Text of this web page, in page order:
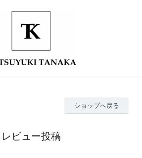
ショップへ戻る
レビュー投稿